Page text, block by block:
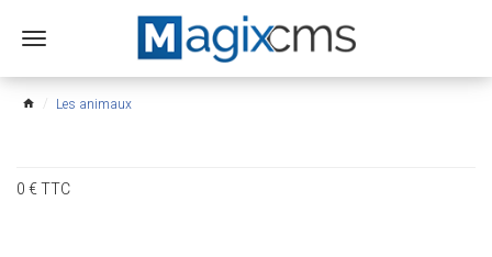
Ouvrir
menu
home Les animaux
0€TTC